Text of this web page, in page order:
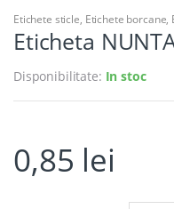
Etichete sticle, Etichete borcane,
Eticheta
Disponibilitate: In stoc
0,85 lei